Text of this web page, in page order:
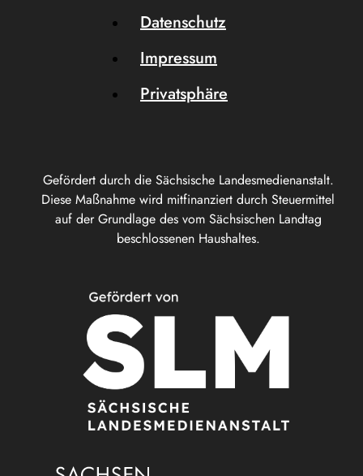
Gefördert durch die Sächsische Landesmedienanstalt.
Diese Maßnahme wird mitfinanziert durch Steuermittel
auf der Grundlage des vom Sächsischen Landtag
beschlossenen Haushaltes.
Datenschutz
Impressum
Privatsphäre